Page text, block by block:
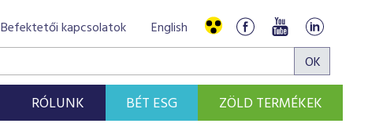
Befektetői kapcsolatok English
RÓLUNK BÉT ESG ZÖLD TERMÉKEK